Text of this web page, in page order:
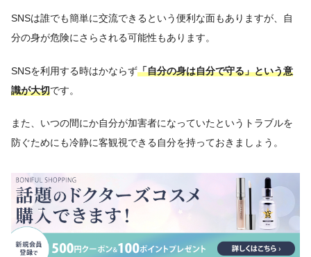
SNSは誰でも簡単に交流できるという便利な面もありますが、自
分の身が危険にさらされる可能性もあります。
SNSを利用する時はかならず「自分の身は自分で守る」という意
識が大切です。
また、いつの間にか自分が加害者になっていたというトラブルを
防ぐためにも冷静に客観視できる自分を持っておきましょう。